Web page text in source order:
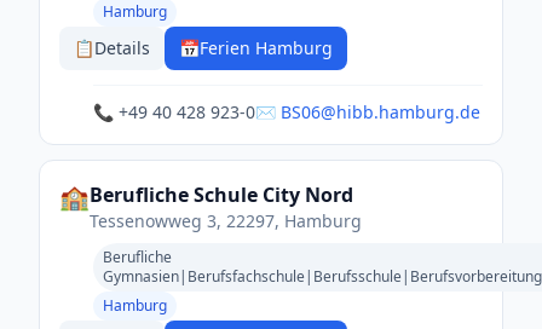
Hamburg
📋Details 📅Ferien Hamburg
📞 +49 40 428 923-0✉️ BS06@hibb.hamburg.de
🏫Berufliche Schule City Nord
Tessenowweg 3, 22297, Hamburg
Berufliche
Hamburg